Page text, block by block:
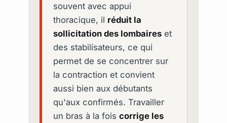
souvent avec appui
thoracique, il réduit la
sollicitation des lombaireset
des stabilisateurs, ce qui
permet de se concentrer sur
la contraction et convient
aussi bien aux débutants
qu'aux confirmés. Travailler
un bras à la fois corrige les